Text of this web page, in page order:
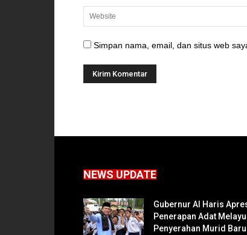
Simpan nama, email, dan situs web
NEWS UPDATE
Gubernur Al Haris
Penerapan Adat
Penyerahan Murid